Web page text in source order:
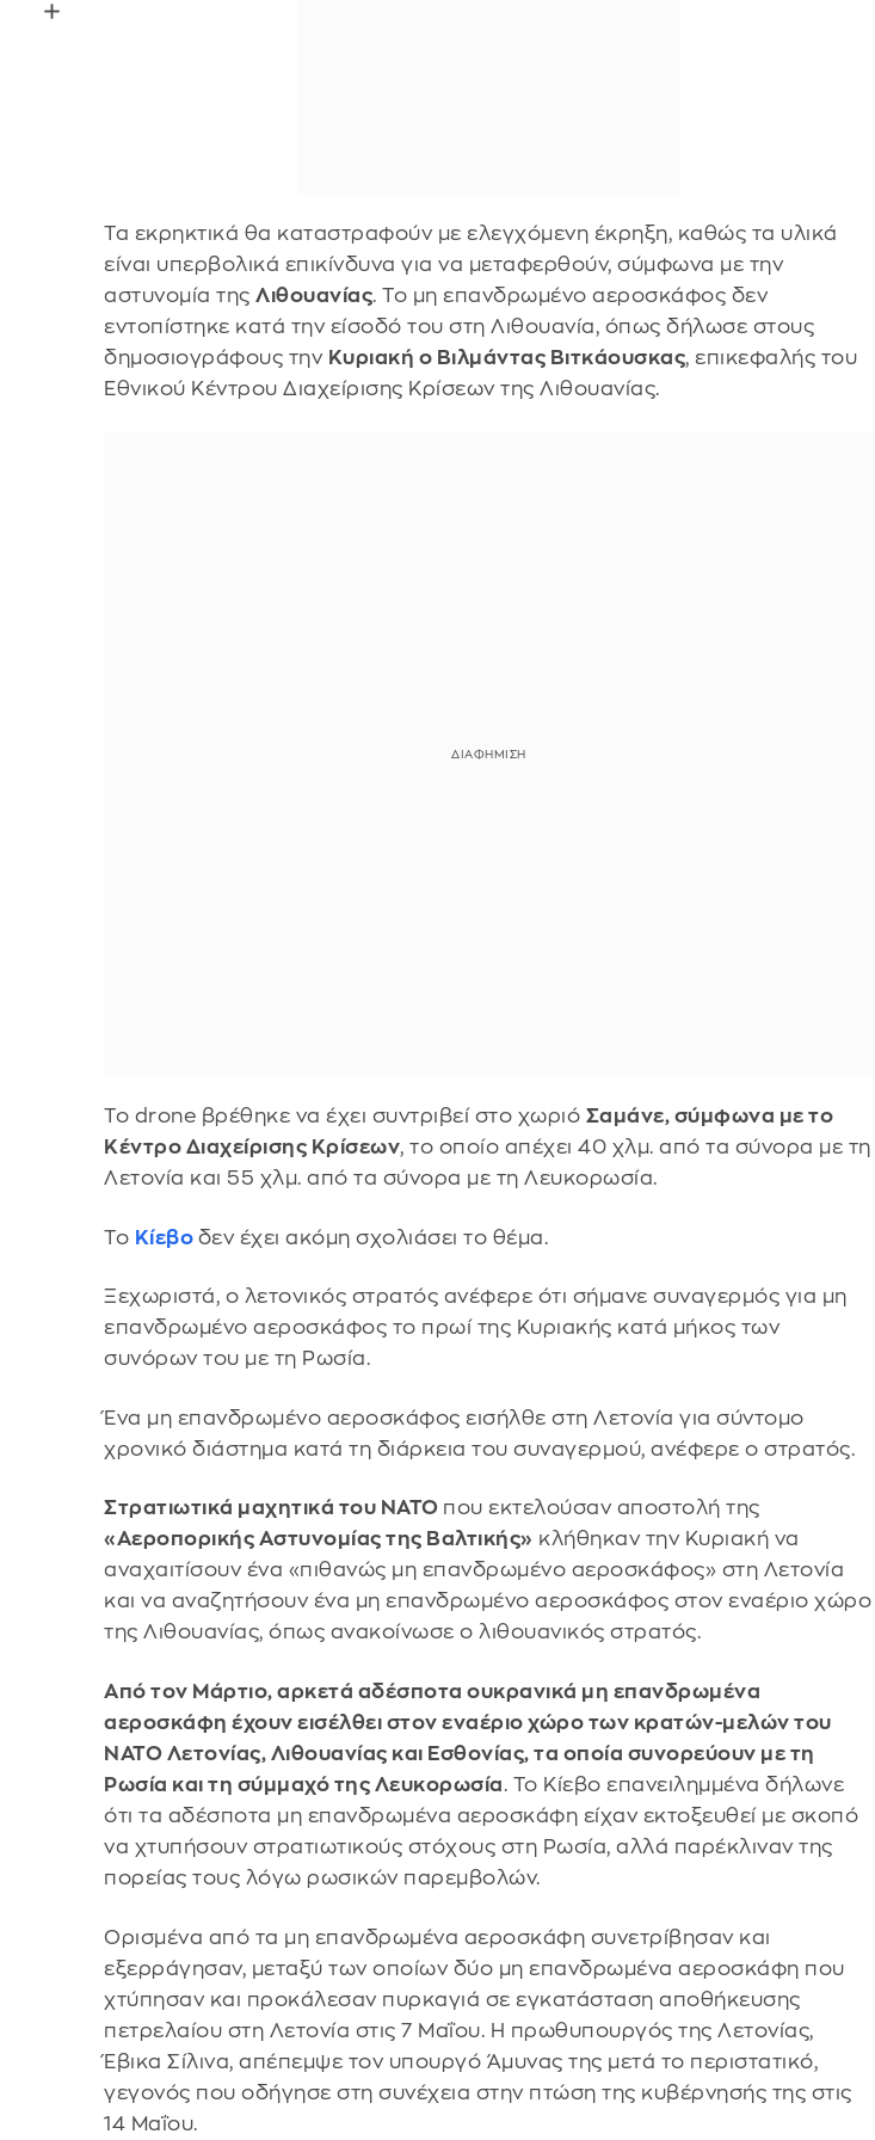
Τα εκρηκτικά θα καταστραφούν με ελεγχόμενη έκρηξη, καθώς τα υλικά
είναι υπερβολικά επικίνδυνα για να μεταφερθούν, σύμφωνα με την
αστυνομία τηςΛιθουανίας. Το μη επανδρωμένο αεροσκάφος δεν
εντοπίστηκε κατά την είσοδό του στη Λιθουανία, όπως δήλωσε στους
δημοσιογράφους την Κυριακή ο Βιλμάντας Βιτκάουσκας, επικεφαλής του
Εθνικού Κέντρου Διαχείρισης Κρίσεων της Λιθουανίας.
Το drone βρέθηκε να έχει συντριβεί στο χωριό Σαμάνε, σύμφωνα με το
Κέντρο Διαχείρισης Κρίσεων, το οποίο απέχει 40 χλμ. από τα σύνορα με τη
Λετονία και 55 χλμ. από τα σύνορα με τη Λευκορωσία.
Το Κίεβο δεν έχει ακόμη σχολιάσει το θέμα.
Ξεχωριστά, ο λετονικός στρατός ανέφερε ότι σήμανε συναγερμός για μη
επανδρωμένο αεροσκάφος το πρωί της Κυριακής κατά μήκος των
συνόρων του με τη Ρωσία.
Ένα μη επανδρωμένο αεροσκάφος εισήλθε στη Λετονία για σύντομο
χρονικό διάστημα κατά τη διάρκεια του συναγερμού, ανέφερε ο στρατός.
Στρατιωτικά μαχητικά του ΝΑΤΟ που εκτελούσαν αποστολή της
«Αεροπορικής Αστυνομίας της Βαλτικής» κλήθηκαν την Κυριακή να
αναχαιτίσουν ένα «πιθανώς μη επανδρωμένο αεροσκάφος» στη Λετονία
και να αναζητήσουν ένα μη επανδρωμένο αεροσκάφος στον εναέριο χώρο
της Λιθουανίας, όπως ανακοίνωσε ο λιθουανικός στρατός.
Από τον Μάρτιο, αρκετά αδέσποτα ουκρανικά μη επανδρωμένα
αεροσκάφη έχουν εισέλθει στον εναέριο χώρο των κρατών-μελών του
ΝΑΤΟ Λετονίας, Λιθουανίας και Εσθονίας, τα οποία συνορεύουν με τη
Ρωσία και τη σύμμαχό της Λευκορωσία. Το Κίεβο επανειλημμένα δήλωνε
ότι τα αδέσποτα μη επανδρωμένα αεροσκάφη είχαν εκτοξευθεί με σκοπό
να χτυπήσουν στρατιωτικούς στόχους στη Ρωσία, αλλά παρέκλιναν της
πορείας τους λόγω ρωσικών παρεμβολών.
Ορισμένα από τα μη επανδρωμένα αεροσκάφη συνετρίβησαν και
εξερράγησαν, μεταξύ των οποίων δύο μη επανδρωμένα αεροσκάφη που
χτύπησαν και προκάλεσαν πυρκαγιά σε εγκατάσταση αποθήκευσης
πετρελαίου στη Λετονία στις 7 Μαΐου. Η πρωθυπουργός της Λετονίας,
Έβικα Σίλινα, απέπεμψε τον υπουργό Άμυνας της μετά το περιστατικό,
γεγονός που οδήγησε στη συνέχεια στην πτώση της κυβέρνησής της στις
14 Μαΐου.